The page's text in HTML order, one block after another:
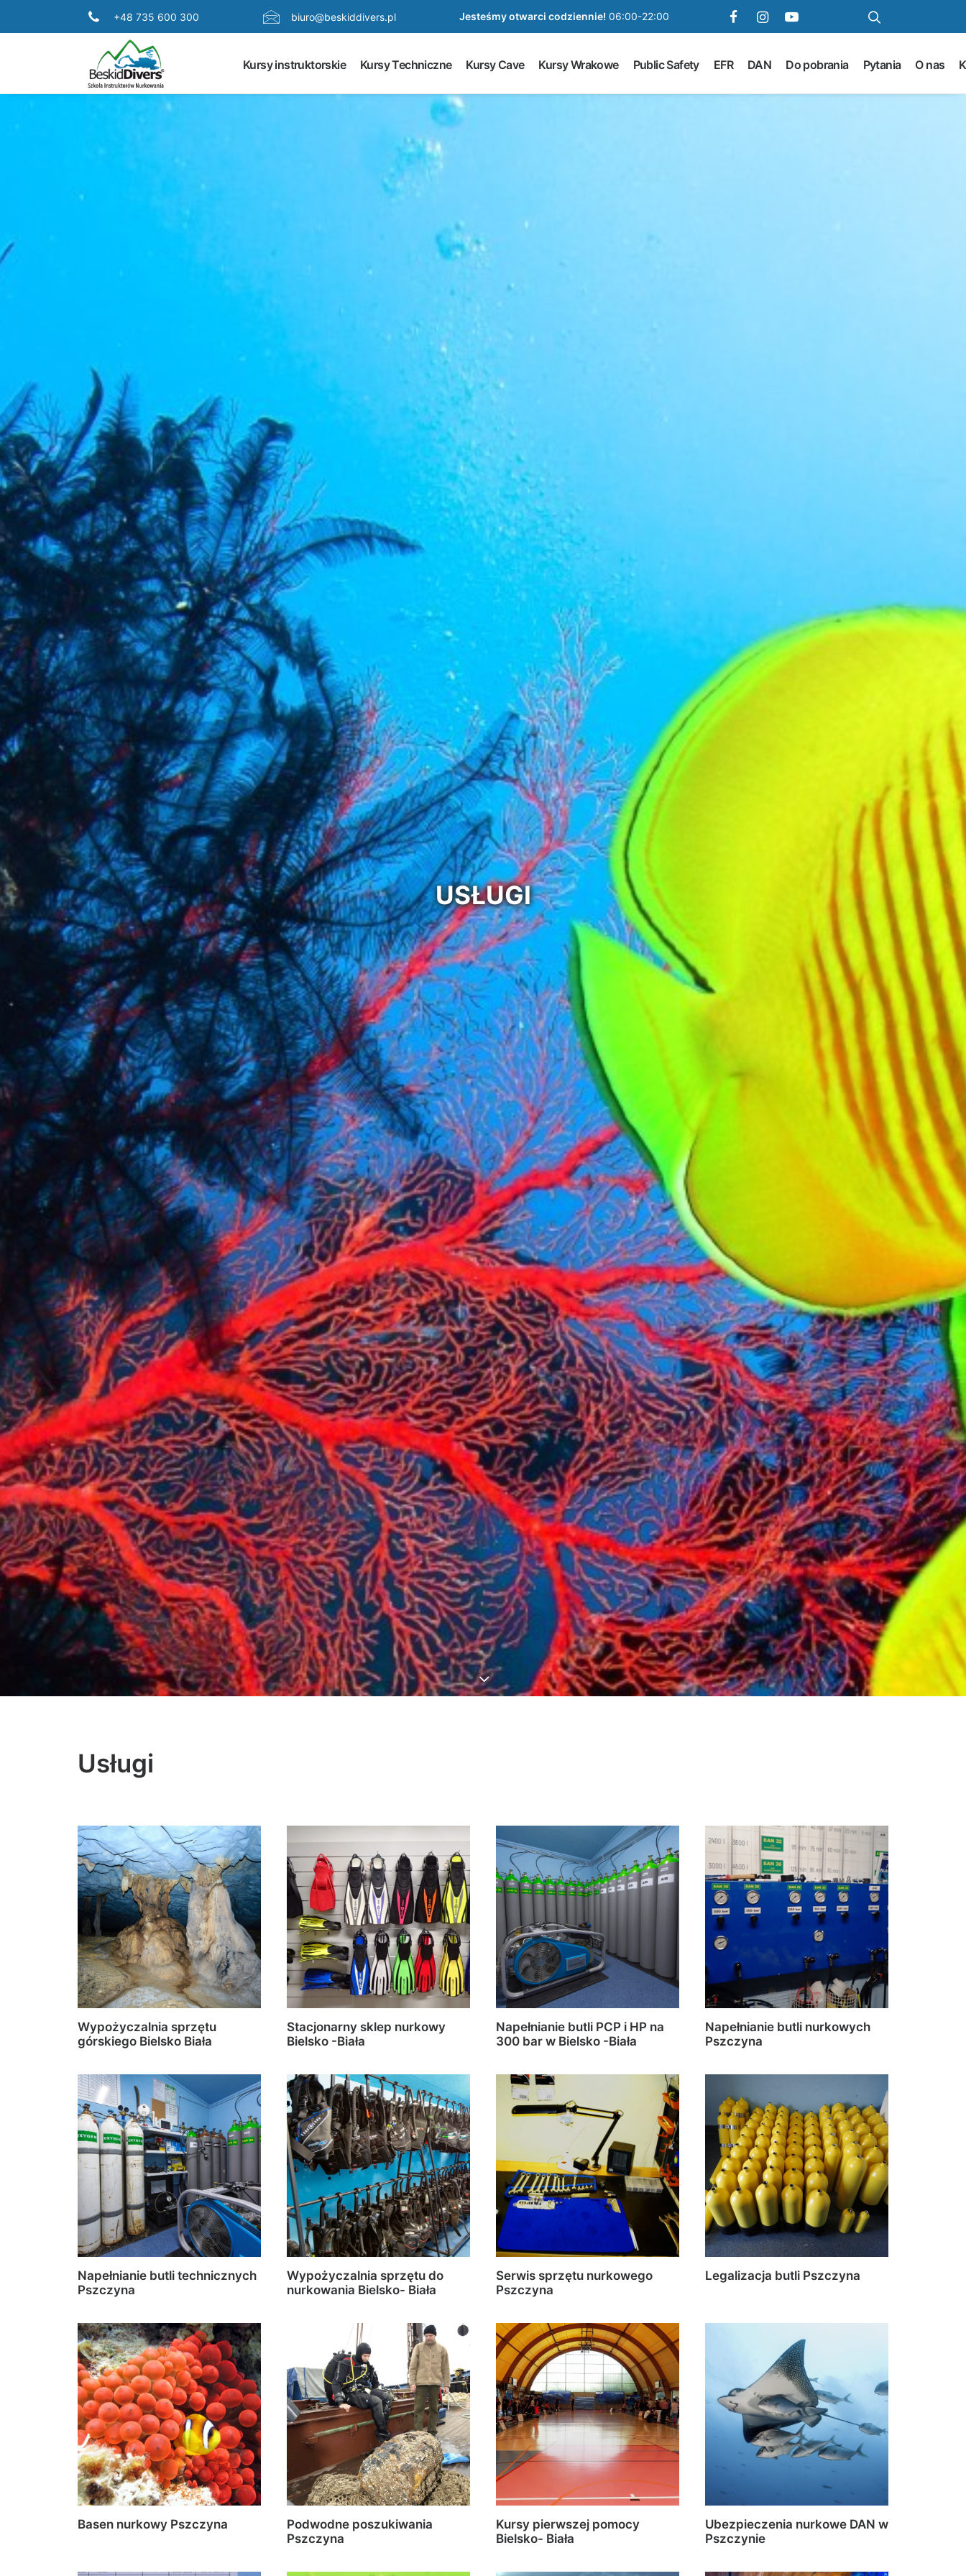
+48 735 600 300 biuro@beskiddivers.pl Jesteśmy otwarci codziennie! 06:00-22:00
Kursy instruktorskie Kursy Techniczne Kursy Cave Kursy Wrakowe Public Safety EFR DAN Do pobrania Pytania O nas
USŁUGI
Usługi
Wypożyczalnia sprzętu
górskiego Bielsko Biała
Stacjonarny sklep nurkowy
Bielsko -Biała
Napełnianie butli PCP i HP na
300 bar w Bielsko -Biała
Napełnianie butli nurkowych
Pszczyna
Napełnianie butli technicznych
Pszczyna
Wypożyczalnia sprzętu do
nurkowania Bielsko- Biała
Serwis sprzętu nurkowego
Pszczyna
Legalizacja butli Pszczyna
Basen nurkowy Pszczyna
Podwodne poszukiwania
Pszczyna
Kursy pierwszej pomocy
Bielsko- Biała
Ubezpieczenia nurkowe DAN w
Pszczynie